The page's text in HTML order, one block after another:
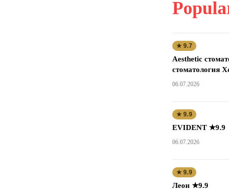
★ 9.7
Aesthetic
стоматология
06.07.2026
★ 9.9
EVIDENT ★9.9
06.07.2026
★ 9.9
Леон ★9.9